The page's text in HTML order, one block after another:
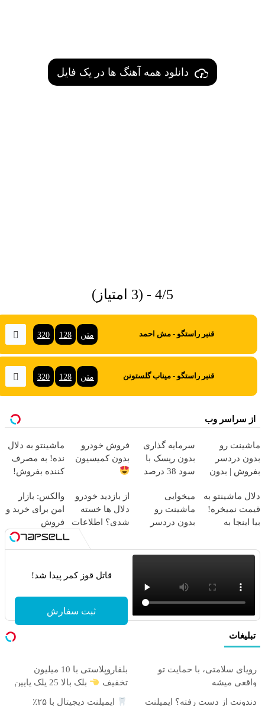
دانلود همه آهنگ ها در یک فایل
4/5 - (3 امتیاز)
قنبر راستگو - مش احمد متن 128
320
قنبر راستگو - میناب گلستونن متن 128
320
از سراسر وب
ماشینت رو
بدون دردسر
بفروش | بدون
سرمایه گذاری
بدون ریسک با
سود 38 درصد
فروش خودرو
بدون کمیسیون
ماشینتو به دلال
نده! به مصرف
کننده بفروش!
یک تماس
دلال ماشینتو به
قیمت نمیخره!
بیا اینجا به
بفروش*فقط
میخوایی
ماشینت رو
بدون دردسر
کمیسیون
از بازدید خودرو
دلال ها خسته
شدی؟ اطلاعات
اینجا ثبت کن
والکس: بازار
امن برای خرید و
فروش
دارایی‌های
دیجیتال
قاتل قوز کمر پیدا شد!
ثبت سفارش
تبلیغات
رویای سلامتی، با حمایت تو
واقعی میشه
بلفاروپلاستی با 10 میلیون
تخفیف
بلک بالا 25 پلک پایین
35
دندونت از دست رفته؟ ایمپلنت
ایمپلنت دیجیتال با ۲۵٪